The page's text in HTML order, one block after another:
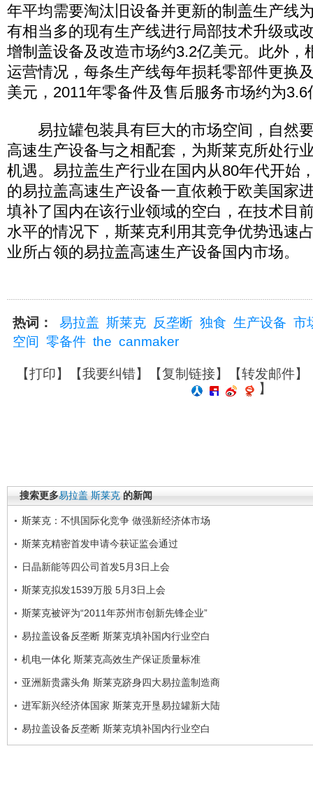
年平均需要淘汰旧设备并更新的制盖生产线
有相当多的现有生产线进行局部技术升级或
增制盖设备及改造市场约3.2亿美元。此外，
运营情况，每条生产线每年损耗零部件更换
美元，2011年零备件及售后服务市场约为3.6
易拉罐包装具有巨大的市场空间，自然
高速生产设备与之相配套，为斯莱克所处行
机遇。易拉盖生产行业在国内从80年代开始
的易拉盖高速生产设备一直依赖于欧美国家
填补了国内在该行业领域的空白，在技术目
水平的情况下，斯莱克利用其竞争优势迅速
业所占领的易拉盖高速生产设备国内市场。
热词： 易拉盖 斯莱克 反垄断 独食 生产设备 市
空间
零备件 the canmaker
【打印】【我要纠错】【复制链接】【转发邮件】
】
搜索更多易拉盖 斯莱克 的新闻
斯莱克：不惧国际化竞争 做强新经济体市场
斯莱克精密首发申请今获证监会通过
日晶新能等四公司首发5月3日上会
斯莱克拟发1539万股 5月3日上会
斯莱克被评为“2011年苏州市创新先锋企业”
易拉盖设备反垄断 斯莱克填补国内行业空白
机电一体化 斯莱克高效生产保证质量标准
亚洲新贵露头角 斯莱克跻身四大易拉盖制造商
进军新兴经济体国家 斯莱克开垦易拉罐新大陆
易拉盖设备反垄断 斯莱克填补国内行业空白